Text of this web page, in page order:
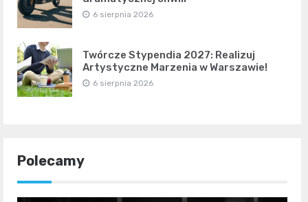
6 sierpnia 2026
Twórcze Stypendia 2027: Realizuj
Artystyczne Marzenia w Warszawie!
6 sierpnia 2026
Polecamy